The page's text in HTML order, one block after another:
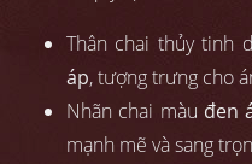
Thân chai thủy tinh
áp, tượng trưng cho
Nhãn chai màu đen
mạnh mẽ và sang